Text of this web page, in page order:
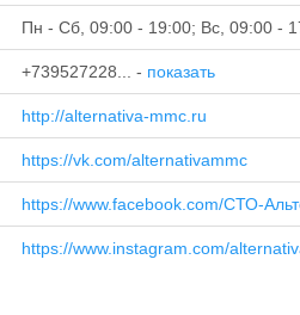
Пн - Сб, 09:00 - 19:00; Вс, 09:00 -
+739527228... - показать
http://alternativa-mmc.ru
https://vk.com/alternativammc
https://www.facebook.com/СТО-
https://www.instagram.com/